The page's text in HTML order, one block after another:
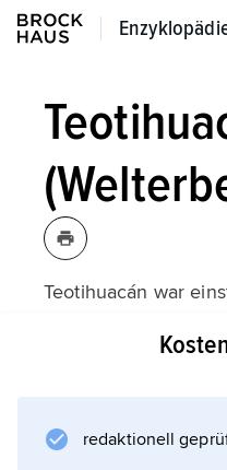
Teotihuacán war
eine der
Blütezeit um 300 n.
redaktionell